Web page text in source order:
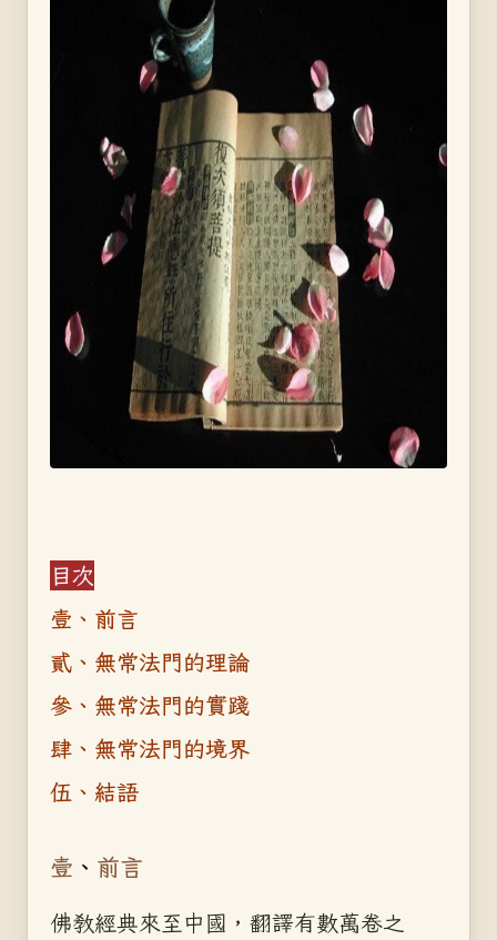
目次
壹、前言
貳、無常法門的理論
參、無常法門的實踐
肆、無常法門的境界
伍、結語
壹 、 前言
佛教經典來至中國，翻譯有數萬卷之